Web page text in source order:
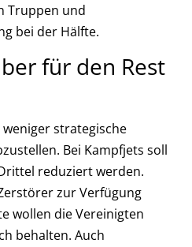
Truppen und
bei der Hälfte.
für den Rest
weniger strategische
Bei Kampfjets soll
reduziert werden.
zur Verfügung
wollen die Vereinigten
behalten. Auch